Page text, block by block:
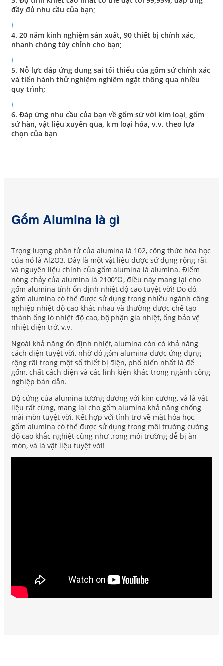
đầy đủ nhu cầu của bạn;
\
4. 20 năm kinh nghiệm sản xuất, 90 thiết bị chính xác,
nhanh chóng tùy chỉnh cho bạn;
\
5. Nỗ lực đáp ứng dung sai tối thiểu của gốm sứ chính xác
và tiến hành thử nghiệm nghiêm ngặt thông qua nhiều
quy trình;
\
6. Đáp ứng nhu cầu của bạn về gốm sứ với kim loại, gốm
sứ hàn, vật liệu xuyên qua, kim loại hóa, v.v. theo lựa
chọn của bạn
Gốm Alumina là gì
Trọng lượng phân tử của alumina là 102, công thức hóa học
của nó là Al2O3. Đây là một vật liệu được sử dụng rộng rãi,
và nguyên liệu chính của gốm alumina là alumina. Điểm
nóng chảy của alumina là 2100℃, điều này mang lại cho
gốm alumina tính ổn định nhiệt độ cao tuyệt vời! Do đó,
gốm alumina có thể được sử dụng trong nhiều ngành công
nghiệp nhiệt độ cao khác nhau và thường được chế tạo
thành ống lò nhiệt độ cao, bộ phận gia nhiệt, ống bảo vệ
nhiệt điện trở, v.v.
Ngoài khả năng ổn định nhiệt, alumina còn có khả năng
cách điện tuyệt vời, nhờ đó gốm alumina được ứng dụng
rộng rãi trong một số thiết bị điện, phổ biến nhất là đế
gốm, chất cách điện và các linh kiện khác trong ngành công
nghiệp bán dẫn.
Độ cứng của alumina tương đương với kim cương, và là vật
liệu rất cứng, mang lại cho gốm alumina khả năng chống
mài mòn tuyệt vời. Kết hợp với tính trơ về mặt hóa học,
gốm alumina có thể được sử dụng trong môi trường cường
độ cao khắc nghiệt cũng như trong môi trường dễ bị ăn
mòn, và là vật liệu tuyệt vời!